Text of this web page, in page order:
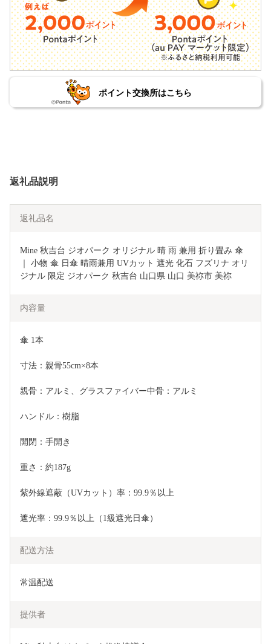
ポイント交換所はこちら
返礼品説明
返礼品名
Mine 秋吉台 ジオパーク オリジナル 晴 雨 兼用 折り畳み 傘
｜ 小物 傘 日傘 晴雨兼用 UVカット 遮光 化石 フズリナ オリ
ジナル 限定 ジオパーク 秋吉台 山口県 山口 美祢市 美祢
内容量
傘 1本
寸法：親骨55cm×8本
親骨：アルミ、グラスファイバー中骨：アルミ
ハンドル：樹脂
開閉：手開き
重さ：約187g
紫外線遮蔽（UVカット）率：99.9％以上
遮光率：99.9％以上（1級遮光日傘）
配送方法
常温配送
提供者